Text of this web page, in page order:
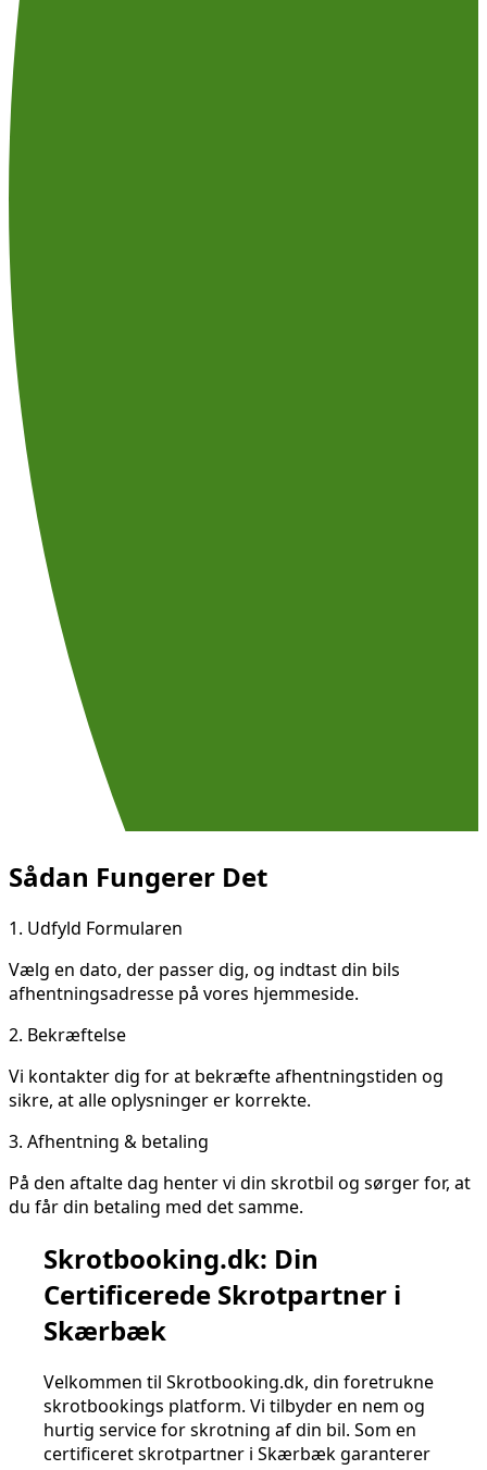
Sådan Fungerer Det
1. Udfyld Formularen
Vælg en dato, der passer dig, og indtast din bils
afhentningsadresse på vores hjemmeside.
2. Bekræftelse
Vi kontakter dig for at bekræfte afhentningstiden og
sikre, at alle oplysninger er korrekte.
3. Afhentning & betaling
På den aftalte dag henter vi din skrotbil og sørger for, at
du får din betaling med det samme.
Skrotbooking.dk: Din
Certificerede Skrotpartner i
Skærbæk
Velkommen til Skrotbooking.dk, din foretrukne
skrotbookings platform. Vi tilbyder en nem og
hurtig service for skrotning af din bil. Som en
certificeret skrotpartner i Skærbæk garanterer